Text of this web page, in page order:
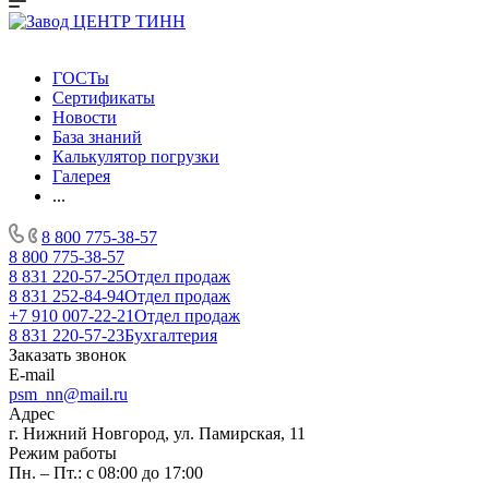
ГОСТы
Сертификаты
Новости
База знаний
Калькулятор погрузки
Галерея
...
8 800 775-38-57
8 800 775-38-57
8 831 220-57-25Отдел продаж
8 831 252-84-94Отдел продаж
+7 910 007-22-21Отдел продаж
8 831 220-57-23Бухгалтерия
Заказать звонок
E-mail
psm_nn@mail.ru
Адрес
г. Нижний Новгород, ул. Памирская, 11
Режим работы
Пн. – Пт.: с 08:00 до 17:00